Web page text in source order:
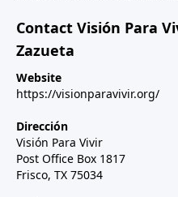
Contact Visión Para
Zazueta
Website
https://visionparavivir.org/
Dirección
Visión Para Vivir
Post Office Box 1817
Frisco, TX 75034